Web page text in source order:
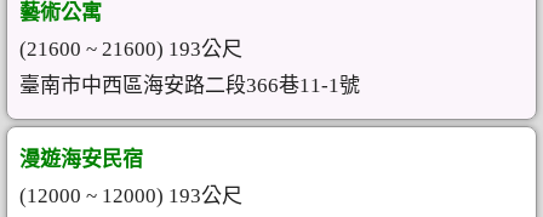
藝術公寓
(21600 ~ 21600) 193公尺
臺南市中西區海安路二段366巷11-1號
漫遊海安民宿
(12000 ~ 12000) 193公尺